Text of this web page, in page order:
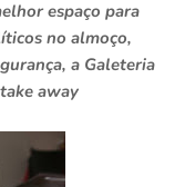
espaço para
no almoço,
a Galeteria
away